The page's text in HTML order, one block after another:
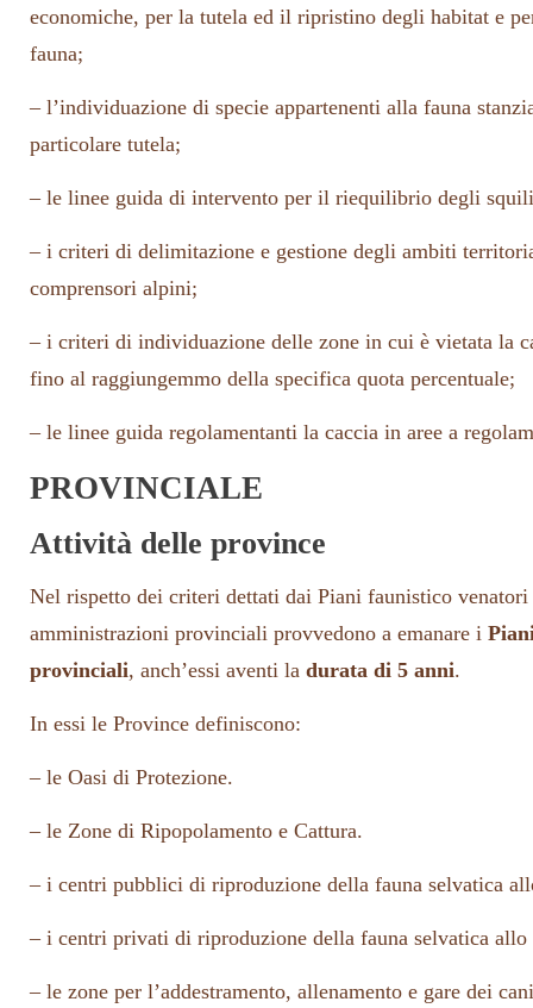
economiche, per la tutela ed il ripristino degli habitat e
fauna;
– l’individuazione di specie appartenenti alla fauna
particolare tutela;
– le linee guida di intervento per il riequilibrio degli
– i criteri di delimitazione e gestione degli ambiti
comprensori alpini;
– i criteri di individuazione delle zone in cui è vietata la
fino al raggiungemmo della specifica quota percentuale;
– le linee guida regolamentanti la caccia in aree a
PROVINCIALE
Attività delle province
Nel rispetto dei criteri dettati dai Piani faunistico
amministrazioni provinciali provvedono a emanare i
provinciali, anch’essi aventi la durata di 5 anni.
In essi le Province definiscono:
– le Oasi di Protezione.
– le Zone di Ripopolamento e Cattura.
– i centri pubblici di riproduzione della fauna selvatica
– i centri privati di riproduzione della fauna selvatica allo
– le zone per l’addestramento, allenamento e gare dei